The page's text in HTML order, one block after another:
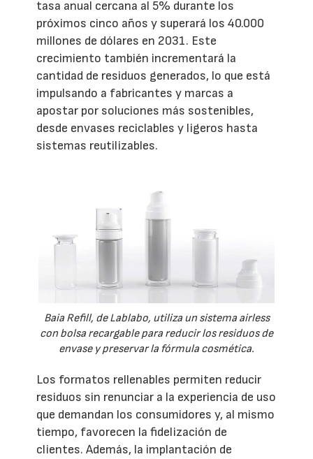
tasa anual cercana al 5% durante los
próximos cinco años y superará los 40.000
millones de dólares en 2031. Este
crecimiento también incrementará la
cantidad de residuos generados, lo que está
impulsando a fabricantes y marcas a
apostar por soluciones más sostenibles,
desde envases reciclables y ligeros hasta
sistemas reutilizables.
Baia Refill, de Lablabo, utiliza un sistema airless
con bolsa recargable para reducir los residuos de
envase y preservar la fórmula cosmética.
Los formatos rellenables permiten reducir
residuos sin renunciar a la experiencia de uso
que demandan los consumidores y, al mismo
tiempo, favorecen la fidelización de
clientes. Además, la implantación de